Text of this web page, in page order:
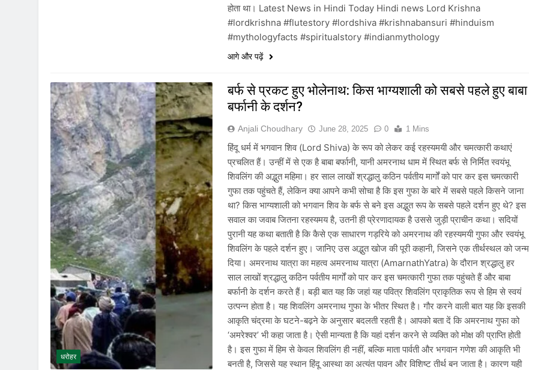
होता था। Latest News in Hindi Today Hindi news Lord Krishna
#lordkrishna #flutestory #lordshiva #krishnabansuri #hinduism
#mythologyfacts #spiritualstory #indianmythology
आगे और पढ़ें
धरोहर
बर्फ से प्रकट हुए भोलेनाथ: किस भाग्यशाली को सबसे पहले हुए बाबा
बर्फानी के दर्शन?
Anjali Choudhary June 28, 2025 0 1 Mins
हिंदू धर्म में भगवान शिव (Lord Shiva) के रूप को लेकर कई रहस्यमयी और चमत्कारी कथाएं
प्रचलित हैं। उन्हीं में से एक है बाबा बर्फानी, यानी अमरनाथ धाम में स्थित बर्फ से निर्मित स्वयंभू
शिवलिंग की अद्भुत महिमा। हर साल लाखों श्रद्धालु कठिन पर्वतीय मार्गों को पार कर इस चमत्कारी
गुफा तक पहुंचते हैं, लेकिन क्या आपने कभी सोचा है कि इस गुफा के बारे में सबसे पहले किसने जाना
था? किस भाग्यशाली को भगवान शिव के बर्फ से बने इस अद्भुत रूप के सबसे पहले दर्शन हुए थे? इस
सवाल का जवाब जितना रहस्यमय है, उतनी ही प्रेरणादायक है उससे जुड़ी प्राचीन कथा। सदियों
पुरानी यह कथा बताती है कि कैसे एक साधारण गड़रिये को अमरनाथ की रहस्यमयी गुफा और स्वयंभू
शिवलिंग के पहले दर्शन हुए। जानिए उस अद्भुत खोज की पूरी कहानी, जिसने एक तीर्थस्थल को जन्म
दिया। अमरनाथ यात्रा का महत्व​ अमरनाथ यात्रा (AmarnathYatra) के दौरान श्रद्धालु हर
साल लाखों श्रद्धालु कठिन पर्वतीय मार्गों को पार कर इस चमत्कारी गुफा तक पहुंचते हैं और बाबा
बर्फानी के दर्शन करते हैं। बड़ी बात यह कि जहां यह पवित्र शिवलिंग प्राकृतिक रूप से हिम से स्वयं
उत्पन्न होता है। यह शिवलिंग अमरनाथ गुफा के भीतर स्थित है। गौर करने वाली बात यह कि इसकी
आकृति चंद्रमा के घटने-बढ़ने के अनुसार बदलती रहती है। आपको बता दें कि अमरनाथ गुफा को
‘अमरेश्वर’ भी कहा जाता है। ऐसी मान्यता है कि यहां दर्शन करने से व्यक्ति को मोक्ष की प्राप्ति होती
है। इस गुफा में हिम से केवल शिवलिंग ही नहीं, बल्कि माता पार्वती और भगवान गणेश की आकृति भी
बनती है, जिससे यह स्थान हिंदू आस्था का अत्यंत पावन और विशिष्ट तीर्थ बन जाता है। कारण यही